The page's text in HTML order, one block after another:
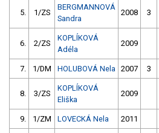
5. 1/ZS
BERGMANNOVÁ
Sandra
2008 3
6. 2/ZS
KOPLÍKOVÁ
Adéla
2009
7. 1/DM HOLUBOVÁ Nela 2007 3
8. 3/ZS
KOPLÍKOVÁ
Eliška
2009
9. 1/ZM LOVECKÁ Nela 2011